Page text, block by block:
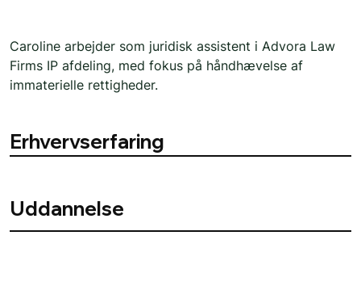
Caroline arbejder som juridisk assistent i Advora Law
Firms IP afdeling, med fokus på håndhævelse af
immaterielle rettigheder.
Erhvervserfaring
Uddannelse